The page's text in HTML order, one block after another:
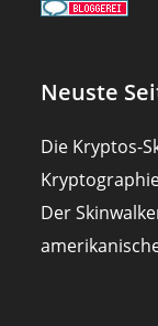
Neuste
Die Kryptos-
Der